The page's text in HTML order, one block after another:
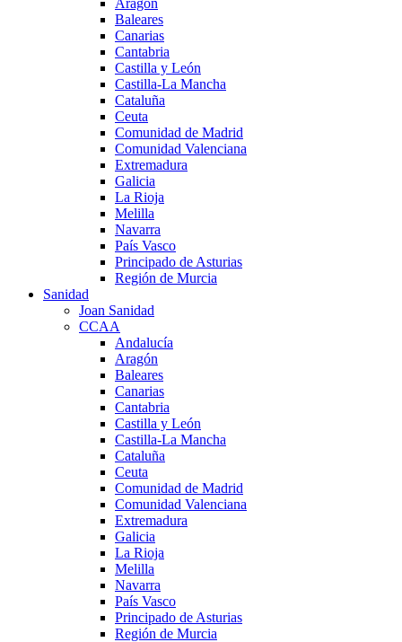
Baleares
Canarias
Cantabria
Castilla y León
Castilla-La Mancha
Cataluña
Ceuta
Comunidad de Madrid
Comunidad Valenciana
Extremadura
Galicia
La Rioja
Melilla
Navarra
País Vasco
Principado de Asturias
Región de Murcia
Sanidad
Joan Sanidad
CCAA
Andalucía
Aragón
Baleares
Canarias
Cantabria
Castilla y León
Castilla-La Mancha
Cataluña
Ceuta
Comunidad de Madrid
Comunidad Valenciana
Extremadura
Galicia
La Rioja
Melilla
Navarra
País Vasco
Principado de Asturias
Región de Murcia